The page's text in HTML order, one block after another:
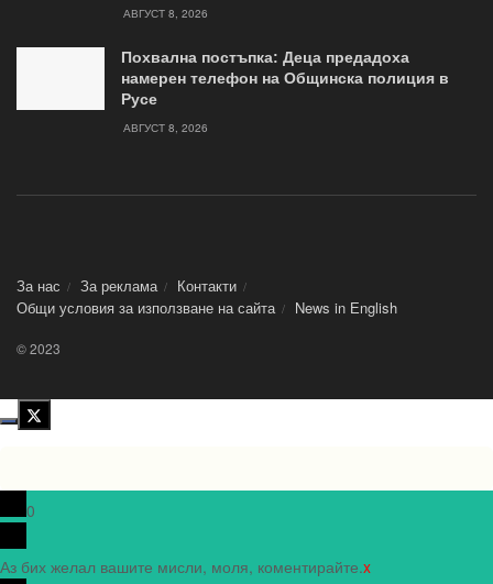
АВГУСТ 8, 2026
Похвална постъпка: Деца предадоха
намерен телефон на Общинска полиция в
Русе
АВГУСТ 8, 2026
За нас За реклама
Контакти
Общи условия за използване на сайта
News in Еnglish
© 2023
0
Аз бих желал вашите мисли, моля, коментирайте.x